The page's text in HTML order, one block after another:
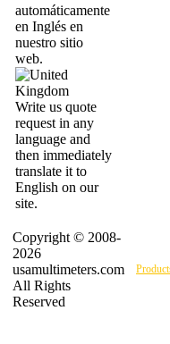
automáticamente
en Inglés en
nuestro sitio
web.
Write us quote
request in any
language and
then immediately
translate it to
English on our
site.
Copyright © 2008-
2026
usamultimeters.com
All Rights
Reserved